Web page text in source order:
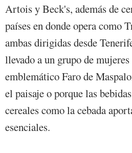
Artois y Beck's, además de
países en donde opera como
ambas dirigidas desde
llevado a un grupo de
emblemático Faro de
el paisaje o porque las
cereales como la cebada
esenciales.